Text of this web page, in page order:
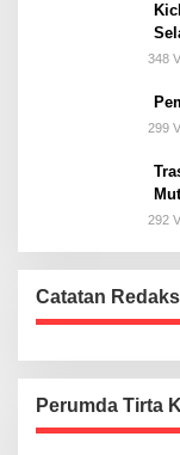
348
299
292
Catatan
Perumda Tirta